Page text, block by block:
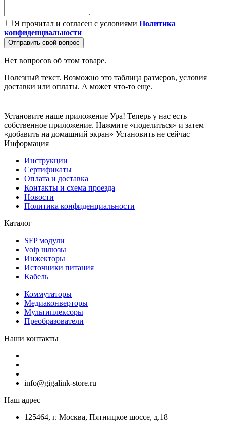
Я прочитал и согласен с условиями Политика
конфиденциальности
Отправить свой вопрос
Нет вопросов об этом товаре.
Полезный текст. Возможно это таблица размеров, условия
доставки или оплаты. А может что-то еще.
Установите наше приложение Ура! Теперь у нас есть
собственное приложение. Нажмите «поделиться» и затем
«добавить на домашний экран» Установить не сейчас
Информация
Инструкции
Сертификаты
Оплата и доставка
Контакты и схема проезда
Новости
Политика конфиденциальности
Каталог
SFP модули
Voip шлюзы
Инжекторы
Источники питания
Кабель
Коммутаторы
Медиаконверторы
Мультиплексоры
Преобразователи
Наши контакты
info@gigalink-store.ru
Наш адрес
125464, г. Москва, Пятницкое шоссе, д.18